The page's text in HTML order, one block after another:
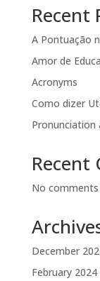
Recent
A Pontuação
Amor de
Acronyms
Como dizer
Pronunciation
Recent
No
December
February 2024